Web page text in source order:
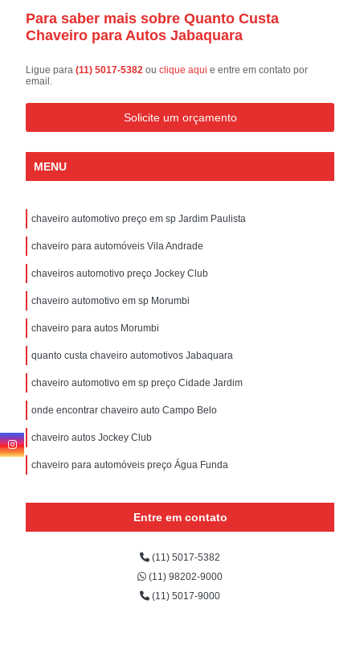
Para saber mais sobre Quanto Custa
Chaveiro para Autos Jabaquara
Ligue para(11) 5017-5382ouclique aqui e entre em contato por
email.
Solicite um orçamento
MENU
chaveiro automotivo preço em sp Jardim Paulista
chaveiro para automóveis Vila Andrade
chaveiros automotivo preço Jockey Club
chaveiro automotivo em sp Morumbi
chaveiro para autos Morumbi
quanto custa chaveiro automotivos Jabaquara
chaveiro automotivo em sp preço Cidade Jardim
onde encontrar chaveiro auto Campo Belo
chaveiro autos Jockey Club
chaveiro para automóveis preço Água Funda
Entre em contato
(11) 5017-5382
(11) 98202-9000
(11) 5017-9000